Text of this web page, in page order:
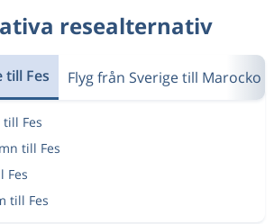
resealternativ
till Fes Flyg från Sverige till Marocko
Fes
till Fes
Fes
till Fes